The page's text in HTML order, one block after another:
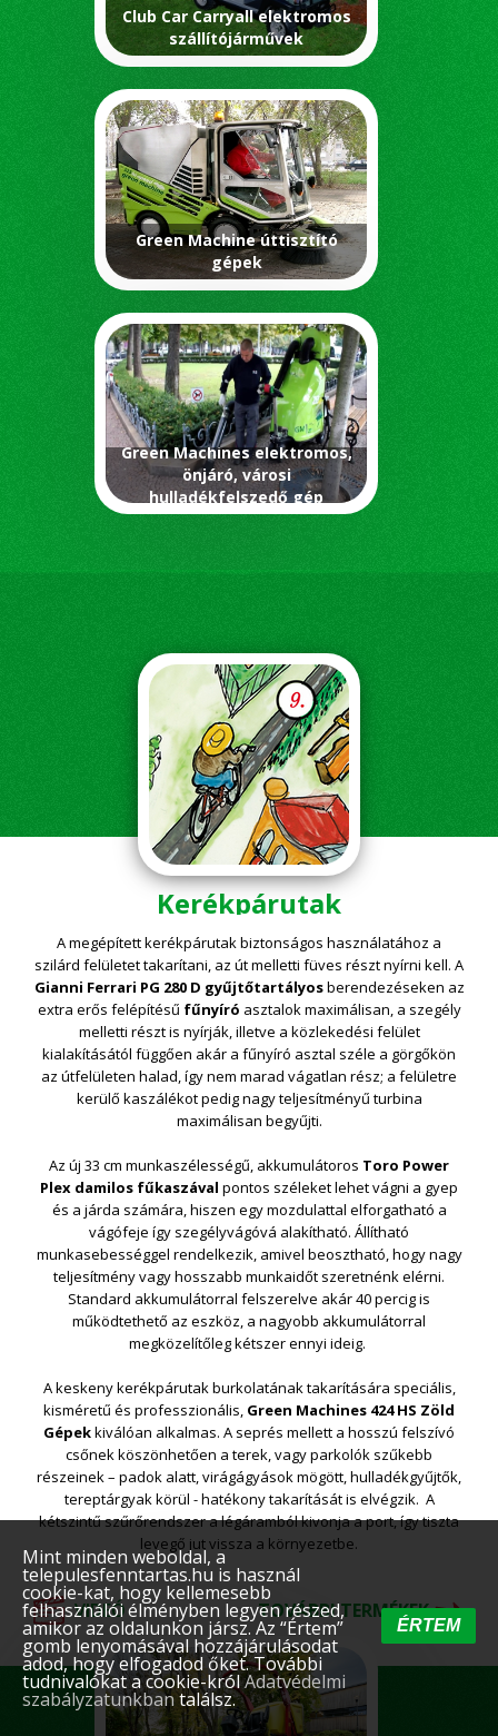
Club Car Carryall elektromos
szállítójárművek
Green Machine úttisztító
gépek
Green Machines elektromos,
önjáró, városi
hulladékfelszedő gép
Kerékpárutak
A megépített kerékpárutak biztonságos használatához a
szilárd felületet takarítani, az út melletti füves részt nyírni kell. A
Gianni Ferrari PG 280 D gyűjtőtartályosberendezéseken az
extra erős felépítésű fűnyíró asztalok maximálisan, a szegély
melletti részt is nyírják, illetve a közlekedési felület
kialakításától függően akár a fűnyíró asztal széle a görgőkön
az útfelületen halad, így nem marad vágatlan rész; a felületre
kerülő kaszálékot pedig nagy teljesítményű turbina
maximálisan begyűjti.
Az új 33 cm munkaszélességű, akkumulátoros Toro Power
Plex damilos fűkaszával pontos széleket lehet vágni a gyep
és a járda számára, hiszen egy mozdulattal elforgatható a
vágófeje így szegélyvágóvá alakítható. Állítható
munkasebességgel rendelkezik, amivel beosztható, hogy nagy
teljesítmény vagy hosszabb munkaidőt szeretnénk elérni.
Standard akkumulátorral felszerelve akár 40 percig is
működtethető az eszköz, a nagyobb akkumulátorral
megközelítőleg kétszer ennyi ideig.
A keskeny kerékpárutak burkolatának takarítására speciális,
kisméretű és professzionális, Green Machines 424 HS Zöld
Gépekkiválóan alkalmas. A seprés mellett a hosszú felszívó
csőnek köszönhetően a terek, vagy parkolók szűkebb
részeinek – padok alatt, virágágyások mögött, hulladékgyűjtők,
tereptárgyak körül - hatékony takarítását is elvégzik. A
kétszintű szűrőrendszer a légáramból kivonja a port, így tiszta
levegő jut vissza a környezetbe.
VIDEÓ TOVÁBBI TERMÉKEK
Mint minden weboldal, a
telepulesfenntartas.hu is használ
cookie-kat, hogy kellemesebb
felhasználói élményben legyen részed,
amikor az oldalunkon jársz. Az “Értem”
gomb lenyomásával hozzájárulásodat
adod, hogy elfogadod őket. További
tudnivalókat a cookie-królAdatvédelmi
szabályzatunkbantalálsz.
ÉRTEM